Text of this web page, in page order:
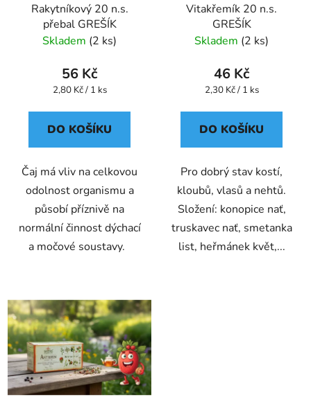
Rakytníkový 20 n.s.
přebal GREŠÍK
Skladem (2 ks)
56 Kč
Měrná
2,80 Kč / 1 ks
DO KOŠÍKU
Čaj má vliv na celkovou
odolnost organismu a
působí příznivě na
normální činnost dýchací
a močové soustavy.
Vitakřemík 20 n.s.
GREŠÍK
Skladem (2 ks)
46 Kč
Měrná
2,30 Kč / 1 ks
DO KOŠÍKU
Pro dobrý stav kostí,
kloubů, vlasů a nehtů.
Složení: konopice nať,
truskavec nať, smetanka
list, heřmánek květ,...